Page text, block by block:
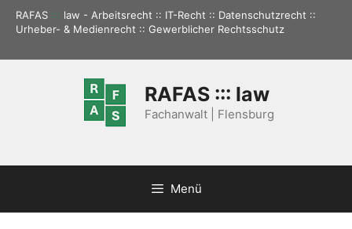
Zum
Inhalt
RAFAS ::: law - Arbeitsrecht :: IT-Recht :: Datenschutzrecht ::
Urheber- & Medienrecht :: Gewerblicher Rechtsschutz
RAFAS ::: law
Fachanwalt | Flensburg
Menü